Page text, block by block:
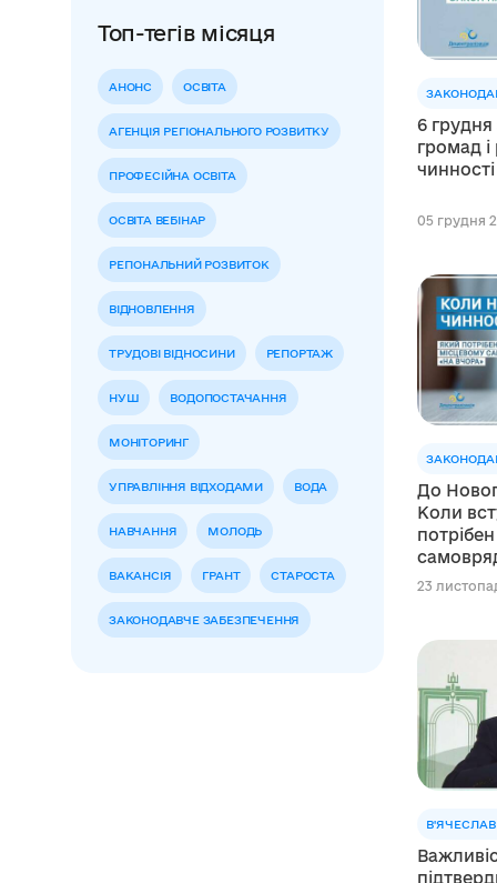
Топ-тегів місяця
АНОНС ОСВІТА
АГЕНЦІЯ РЕГІОНАЛЬНОГО РОЗВИТКУ
ПРОФЕСІЙНА ОСВІТА
ОСВІТА ВЕБІНАР
РЕГІОНАЛЬНИЙ РОЗВИТОК
ВІДНОВЛЕННЯ
ТРУДОВІ ВІДНОСИНИ РЕПОРТАЖ
НУШ ВОДОПОСТАЧАННЯ
МОНІТОРИНГ
УПРАВЛІННЯ ВІДХОДАМИ ВОДА
НАВЧАННЯ МОЛОДЬ
ВАКАНСІЯ ГРАНТ СТАРОСТА
ЗАКОНОДАВЧЕ ЗАБЕЗПЕЧЕННЯ
6 грудня
громад і
чинності
05 грудня
До
Коли
23